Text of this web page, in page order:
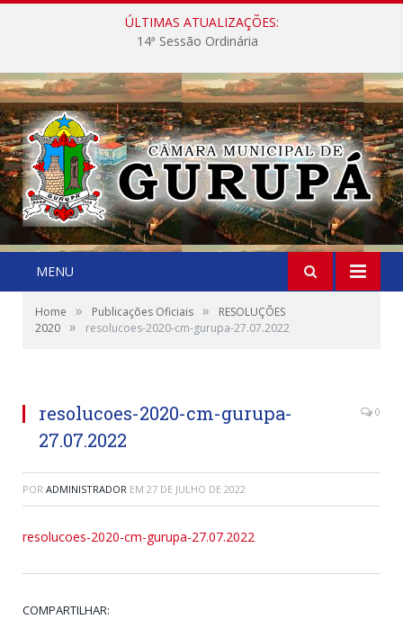
ÚLTIMAS ATUALIZAÇÕES:
14ª Sessão Ordinária
MENU
Home » Publicações Oficiais »
RESOLUÇÕES
2020 » resolucoes-2020-cm-gurupa-27.07.2022
resolucoes-2020-cm-gurupa-
27.07.2022
0
POR ADMINISTRADOR EM 27 DE JULHO DE 2022
resolucoes-2020-cm-gurupa-27.07.2022
COMPARTILHAR: